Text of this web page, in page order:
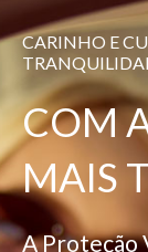
CARINHO E
COM
MAIS
A Proteção